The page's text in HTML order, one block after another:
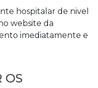
hospitalar de nivel
website da
imediatamente e
OS